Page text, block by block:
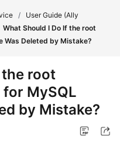
/
User Guide (Ally
What Should I Do If the root
Was Deleted by Mistake?
root
MySQL
by Mistake?